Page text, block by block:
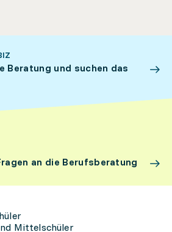
Beratung und suchen das
an die Berufsberatung
Mittelschüler